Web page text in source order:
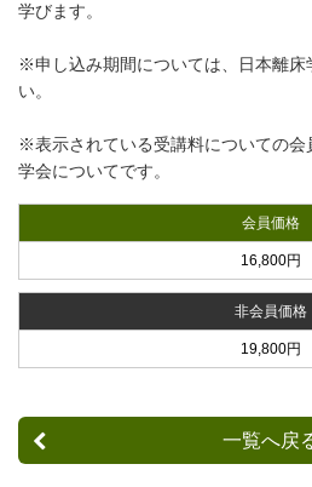
学びます。
※申し込み期間については、日本離床
い。
※表示されている受講料についての会
学会についてです。
会員価格
16,800円
非会員価格
19,800円
一覧へ戻